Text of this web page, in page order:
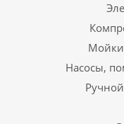
Мойки
Насосы,